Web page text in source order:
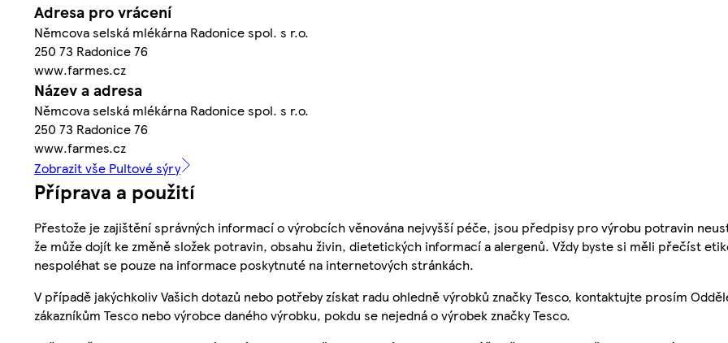
Adresa pro vrácení
Němcova selská mlékárna Radonice spol. s r.o.
250 73 Radonice 76
www.farmes.cz
Název a adresa
Němcova selská mlékárna Radonice spol. s r.o.
250 73 Radonice 76
www.farmes.cz
Zobrazit vše Pultové sýry
Příprava a použití
Přestože je zajištění správných informací o výrobcích věnována nejvyšší péče, jsou předpisy pro výrobu potravin
že může dojít ke změně složek potravin, obsahu živin, dietetických informací a alergenů. Vždy byste si měli přečíst
nespoléhat se pouze na informace poskytnuté na internetových stránkách.
V případě jakýchkoliv Vašich dotazů nebo potřeby získat radu ohledně výrobků značky Tesco, kontaktujte prosím
zákazníkům Tesco nebo výrobce daného výrobku, pokdu se nejedná o výrobek značky Tesco.